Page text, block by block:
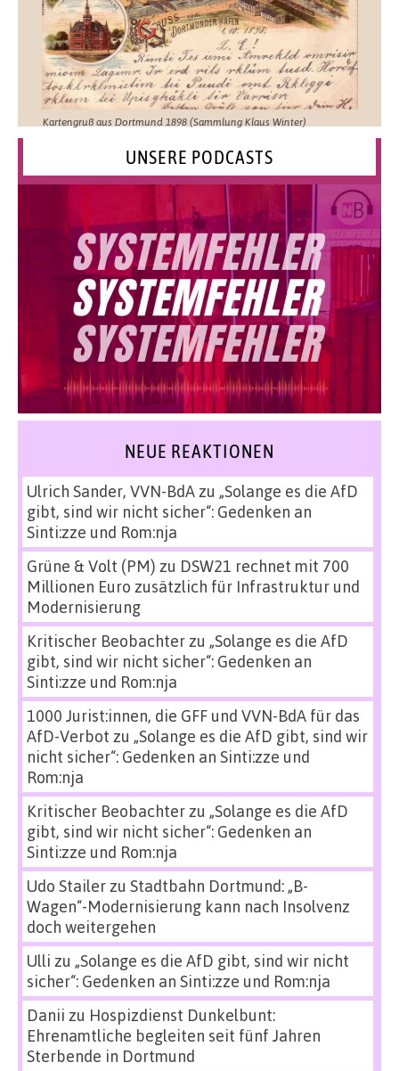
Kartengruß aus Dortmund 1898 (Sammlung Klaus Winter)
UNSERE PODCASTS
NEUE REAKTIONEN
Ulrich Sander, VVN-BdAzu „Solange es die AfD
gibt, sind wir nicht sicher“: Gedenken an
Sinti:zze und Rom:nja
Grüne & Volt (PM) zu DSW21 rechnet mit 700
Millionen Euro zusätzlich für Infrastruktur und
Modernisierung
Kritischer Beobachterzu „Solange es die AfD
gibt, sind wir nicht sicher“: Gedenken an
Sinti:zze und Rom:nja
1000 Jurist:innen, die GFF und VVN-BdA für das
AfD-Verbot zu „Solange es die AfD gibt, sind wir
nicht sicher“: Gedenken an Sinti:zze und
Rom:nja
Kritischer Beobachterzu „Solange es die AfD
gibt, sind wir nicht sicher“: Gedenken an
Sinti:zze und Rom:nja
Udo Stailerzu Stadtbahn Dortmund: „B-
Wagen“-Modernisierung kann nach Insolvenz
doch weitergehen
Ulli zu „Solange es die AfD gibt, sind wir nicht
sicher“: Gedenken an Sinti:zze und Rom:nja
Danii zu Hospizdienst Dunkelbunt:
Ehrenamtliche begleiten seit fünf Jahren
Sterbende in Dortmund